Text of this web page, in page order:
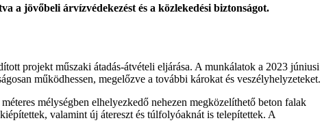
a jövőbeli árvízvédekezést és a közlekedési biztonságot.
projekt műszaki átadás-átvételi eljárása. A munkálatok a 2023 júniusi
működhessen, megelőzve a további károkat és veszélyhelyzeteket.
mélységben elhelyezkedő nehezen megközelíthető beton falak
valamint új átereszt és túlfolyóaknát is telepítettek. A